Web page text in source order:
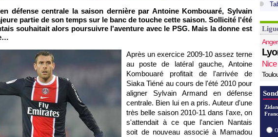
défense centrale la saison dernière par Antoine Kombouaré, Sylvain
partie de son temps sur le banc de touche cette saison. Sollicité l'été
souhaitait alors poursuivre l'aventure avec le PSG.Mais la donne est
Après un exercice 2009-10 assez terne
au poste de latéral gauche, Antoine
Kombouaré profitait de l'arrivée de
Siaka Tiéné au cours de l'été 2010 pour
aligner Sylvain Armand en défense
centrale. Bien lui en a pris. Auteur d'une
très belle saison 2010-11 dans l'axe, on
s'attendait à ce que l'ancien Nantais
soit de nouveau associé à Mamadou
Nice